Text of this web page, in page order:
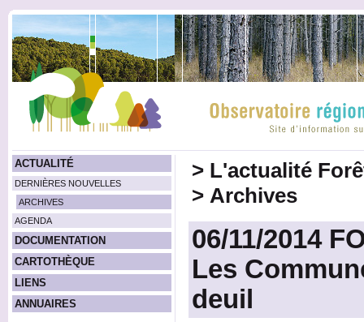
ACTUALITÉ
DERNIÈRES NOUVELLES
ARCHIVES
AGENDA
DOCUMENTATION
CARTOTHÈQUE
LIENS
ANNUAIRES
> L'actualité
> Archives
06/11/2014
Les
deuil